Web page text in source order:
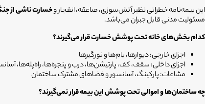
این بیمه‌نامه خطراتی نظیر آتش‌سوزی، صاعقه، انفجار وخسارت ناشی از
مسئولیت مدنی قابل جبران می‌باشد.
کدام بخش‌های خانه تحت پوشش خسارت قرار می‌گیرند؟
اجزای خارجی: دیوارها، بام‌ها و نورگیرها
اجزای داخلی: سقف، کف، پارتیشن‌ها، درب و پنجره‌ها، راه‌پله‌ها،
مشاعات: پارکینگ، آسانسور و فضاهای مشترک ساختمان
چه ساختمان‌ها و اموالی تحت پوشش این بیمه قرار نمی‌گیرند؟